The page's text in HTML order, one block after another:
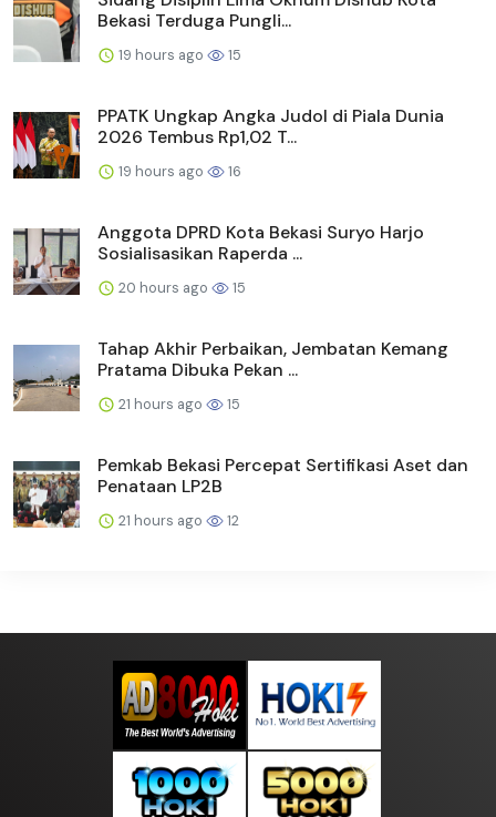
Bekasi Terduga Pungli...
19 hours ago 15
PPATK Ungkap Angka Judol di Piala Dunia
2026 Tembus Rp1,02 T...
19 hours ago 16
Anggota DPRD Kota Bekasi Suryo Harjo
Sosialisasikan Raperda ...
20 hours ago 15
Tahap Akhir Perbaikan, Jembatan Kemang
Pratama Dibuka Pekan ...
21 hours ago 15
Pemkab Bekasi Percepat Sertifikasi Aset dan
Penataan LP2B
21 hours ago 12